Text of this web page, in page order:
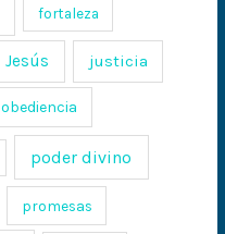
fortaleza
Jesús justicia
obediencia
poder divino
promesas